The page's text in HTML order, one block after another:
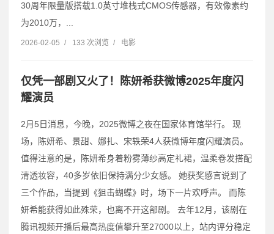
30周年限量版搭载1.0英寸堆栈式CMOS传感器，有效像素约
为2010万，...
2026-02-05 / 133 次浏览 / 电影
仅凭一部剧又火了！陈妍希获微博2025年度闪
耀演员
2月5日消息，今晚，2025微博之夜在国家体育馆举行。 现
场，陈妍希、景甜、娜扎、宋轶荣4人获微博年度闪耀演员。
值得注意的是，陈妍希身着粉雾薄纱高定礼裙，温柔卷发搭配
清透妆容，40多岁依旧保持满分少女感。 她获奖感言说到了
三个作品，当提到《狙击蝴蝶》时，场下一片欢呼声。 而陈
妍希能获得如此殊荣，也离不开这部剧。 去年12月，该剧在
腾讯视频开播后最高热度值攀升至27000以上，站内评分稳定